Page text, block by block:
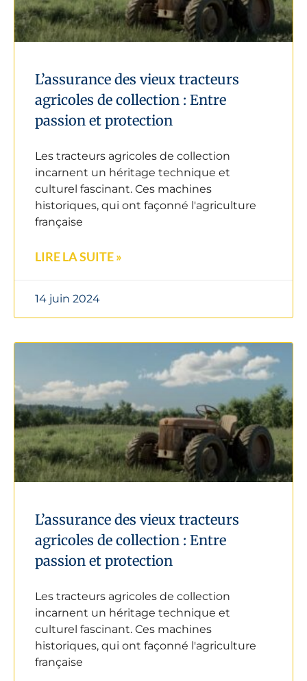
L’assurance des vieux tracteurs
agricoles de collection : Entre
passion et protection
Les tracteurs agricoles de collection
incarnent un héritage technique et
culturel fascinant. Ces machines
historiques, qui ont façonné l'agriculture
française
LIRE LA SUITE »
14 juin 2024
L’assurance des vieux tracteurs
agricoles de collection : Entre
passion et protection
Les tracteurs agricoles de collection
incarnent un héritage technique et
culturel fascinant. Ces machines
historiques, qui ont façonné l'agriculture
française